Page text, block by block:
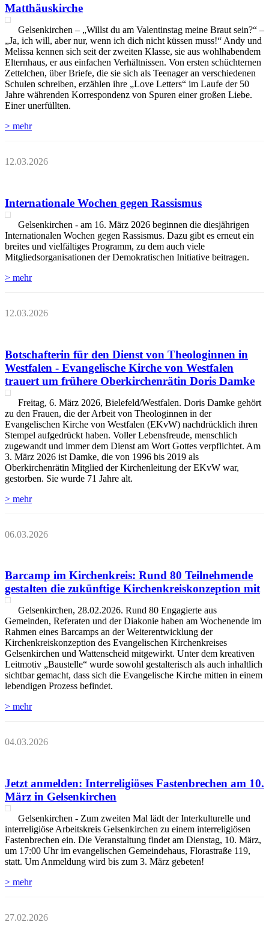
Matthäuskirche
Gelsenkirchen – „Willst du am Valentinstag meine Braut sein?“ –
„Ja, ich will, aber nur, wenn ich dich nicht küssen muss!“ Andy und
Melissa kennen sich seit der zweiten Klasse, sie aus wohlhabendem
Elternhaus, er aus einfachen Verhältnissen. Von ersten schüchternen
Zettelchen, über Briefe, die sie sich als Teenager an verschiedenen
Schulen schreiben, erzählen ihre „Love Letters“ im Laufe der 50
Jahre währenden Korrespondenz von Spuren einer großen Liebe.
Einer unerfüllten.
> mehr
12.03.2026
Internationale Wochen gegen Rassismus
Gelsenkirchen - am 16. März 2026 beginnen die diesjährigen
Internationalen Wochen gegen Rassismus. Dazu gibt es erneut ein
breites und vielfältiges Programm, zu dem auch viele
Mitgliedsorganisationen der Demokratischen Initiative beitragen.
> mehr
12.03.2026
Botschafterin für den Dienst von Theologinnen in
Westfalen - Evangelische Kirche von Westfalen
trauert um frühere Oberkirchenrätin Doris Damke
Freitag, 6. März 2026, Bielefeld/Westfalen. Doris Damke gehört
zu den Frauen, die der Arbeit von Theologinnen in der
Evangelischen Kirche von Westfalen (EKvW) nachdrücklich ihren
Stempel aufgedrückt haben. Voller Lebensfreude, menschlich
zugewandt und immer dem Dienst am Wort Gottes verpflichtet. Am
3. März 2026 ist Damke, die von 1996 bis 2019 als
Oberkirchenrätin Mitglied der Kirchenleitung der EKvW war,
gestorben. Sie wurde 71 Jahre alt.
> mehr
06.03.2026
Barcamp im Kirchenkreis: Rund 80 Teilnehmende
gestalten die zukünftige Kirchenkreiskonzeption mit
Gelsenkirchen, 28.02.2026. Rund 80 Engagierte aus
Gemeinden, Referaten und der Diakonie haben am Wochenende im
Rahmen eines Barcamps an der Weiterentwicklung der
Kirchenkreiskonzeption des Evangelischen Kirchenkreises
Gelsenkirchen und Wattenscheid mitgewirkt. Unter dem kreativen
Leitmotiv „Baustelle“ wurde sowohl gestalterisch als auch inhaltlich
sichtbar gemacht, dass sich die Evangelische Kirche mitten in einem
lebendigen Prozess befindet.
> mehr
04.03.2026
Jetzt anmelden: Interreligiöses Fastenbrechen am 10.
März in Gelsenkirchen
Gelsenkirchen - Zum zweiten Mal lädt der Interkulturelle und
interreligiöse Arbeitskreis Gelsenkirchen zu einem interreligiösen
Fastenbrechen ein. Die Veranstaltung findet am Dienstag, 10. März,
um 17:00 Uhr im evangelischen Gemeindehaus, Florastraße 119,
statt. Um Anmeldung wird bis zum 3. März gebeten!
> mehr
27.02.2026